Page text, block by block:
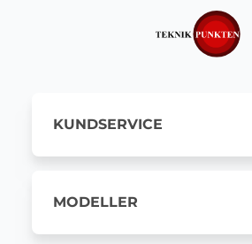
KUNDSERVICE
MODELLER